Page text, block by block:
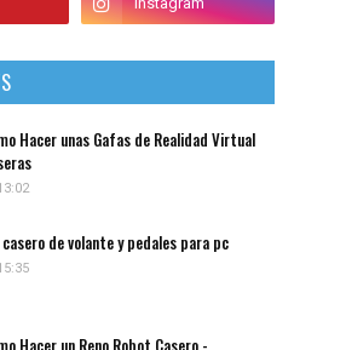
Hacer unas Gafas de Realidad Virtual
de volante y pedales para pc